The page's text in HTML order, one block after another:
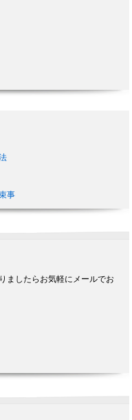
事
ましたらお気軽にメールでお